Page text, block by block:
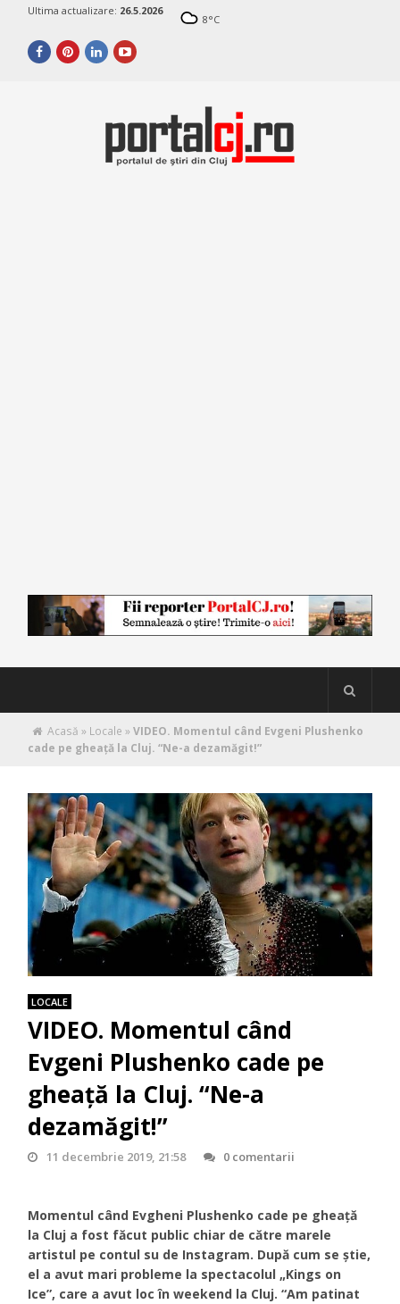
Ultima actualizare: 26.5.2026
8°C
Acasă » Locale »VIDEO. Momentul când Evgeni Plushenko
cade pe gheaţă la Cluj. “Ne-a dezamăgit!”
LOCALE
VIDEO. Momentul când
Evgeni Plushenko cade pe
gheaţă la Cluj. “Ne-a
dezamăgit!”
11 decembrie 2019, 21:58 0 comentarii
Momentul când Evgheni Plushenko cade pe gheaţă
la Cluj a fost făcut public chiar de către marele
artistul pe contul su de Instagram. După cum se ştie,
el a avut mari probleme la spectacolul „Kings on
Ice”, care a avut loc în weekend la Cluj. “Am patinat